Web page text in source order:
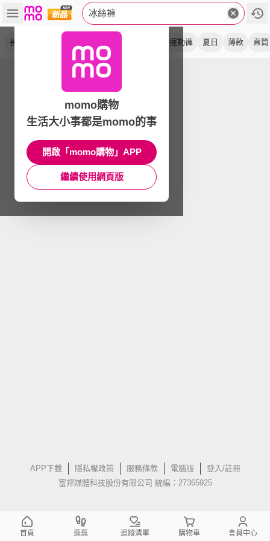
冰絲褲
長褲 運動褲 夏日 薄款 直筒
APP下載 隱私權政策 服務條款 電腦版
登入/註冊
富邦媒體科技股份有限公司 統編：27365925
momo購物
生活大小事都是momo的事
開啟「momo購物」APP
繼續使用網頁版
首頁 逛逛 追蹤清單 購物車 會員中心